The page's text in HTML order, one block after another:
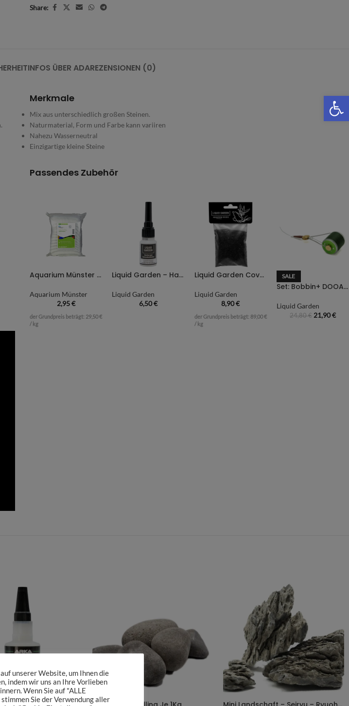
Share:
INFOS ÜBER ADAREZENSIONEN (0)
Merkmale
Mix aus unterschiedlich großen Steinen.
Naturmaterial, Form und Farbe kann variiren
Nahezu Wasserneutral
Einzigartige kleine Steine
Passendes Zubehör
Aquarium Münster White Magic – Filterwatte 100g
Aquarium Münster
2,95€
der Grundpreis beträgt: 29,50€
/ kg
Liquid Garden – Hardscape Sekundenkleber
Liquid Garden
6,50€
Liquid Garden Cover Dust
Liquid Garden
8,90€
der Grundpreis beträgt: 89,00€
/ kg
SALE
Set: Bobbin+ DOOA Terra Line
Liquid Garden
24,80€ 21,90€
unserer Website, um Ihnen die
indem wir uns an Ihre Vorlieben
Wenn Sie auf "ALLE
Sie der Verwendung aller